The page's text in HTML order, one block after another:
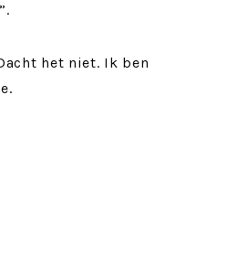
het niet. Ik ben